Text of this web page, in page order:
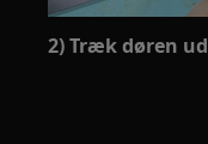
2) Træk døren ud